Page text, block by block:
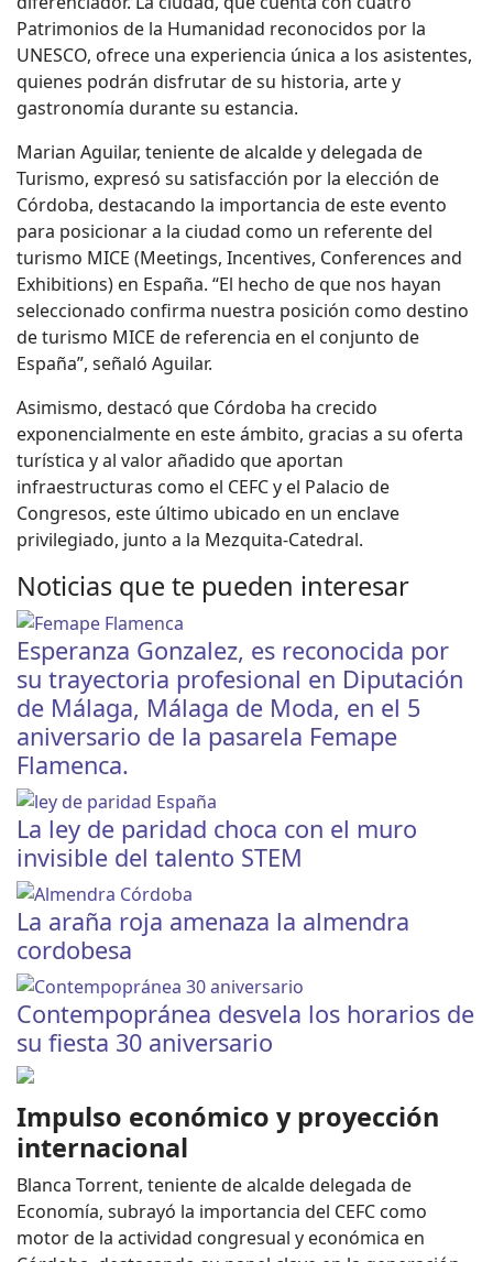
Patrimonios de la Humanidad reconocidos por la
UNESCO, ofrece una experiencia única a los asistentes,
quienes podrán disfrutar de su historia, arte y
gastronomía durante su estancia.
Marian Aguilar, teniente de alcalde y delegada de
Turismo, expresó su satisfacción por la elección de
Córdoba, destacando la importancia de este evento
para posicionar a la ciudad como un referente del
turismo MICE (Meetings, Incentives, Conferences and
Exhibitions) en España. “El hecho de que nos hayan
seleccionado confirma nuestra posición como destino
de turismo MICE de referencia en el conjunto de
España”, señaló Aguilar.
Asimismo, destacó que Córdoba ha crecido
exponencialmente en este ámbito, gracias a su oferta
turística y al valor añadido que aportan
infraestructuras como el CEFC y el Palacio de
Congresos, este último ubicado en un enclave
privilegiado, junto a la Mezquita-Catedral.
Noticias que te pueden interesar
Esperanza Gonzalez, es reconocida por
su trayectoria profesional en Diputación
de Málaga, Málaga de Moda, en el 5
aniversario de la pasarela Femape
Flamenca.
La ley de paridad choca con el muro
invisible del talento STEM
La araña roja amenaza la almendra
cordobesa
Contempopránea desvela los horarios de
su fiesta 30 aniversario
Impulso económico y proyección
internacional
Blanca Torrent, teniente de alcalde delegada de
Economía, subrayó la importancia del CEFC como
motor de la actividad congresual y económica en